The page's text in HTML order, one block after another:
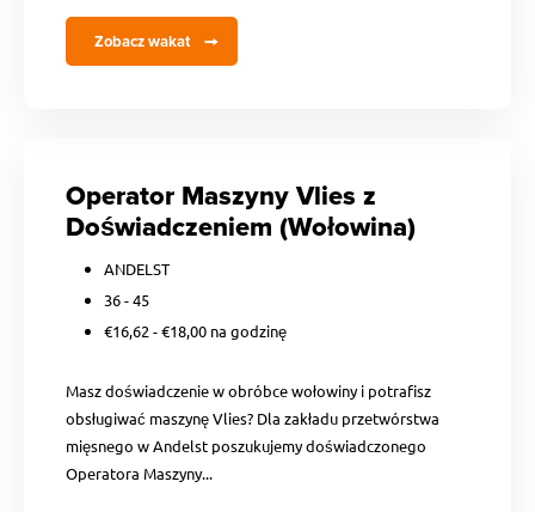
Zobacz wakat
Operator Maszyny Vlies z
Doświadczeniem (Wołowina)
ANDELST
36 - 45
€16,62 - €18,00 na godzinę
Masz doświadczenie w obróbce wołowiny i potrafisz
obsługiwać maszynę Vlies? Dla zakładu przetwórstwa
mięsnego w Andelst poszukujemy doświadczonego
Operatora Maszyny...